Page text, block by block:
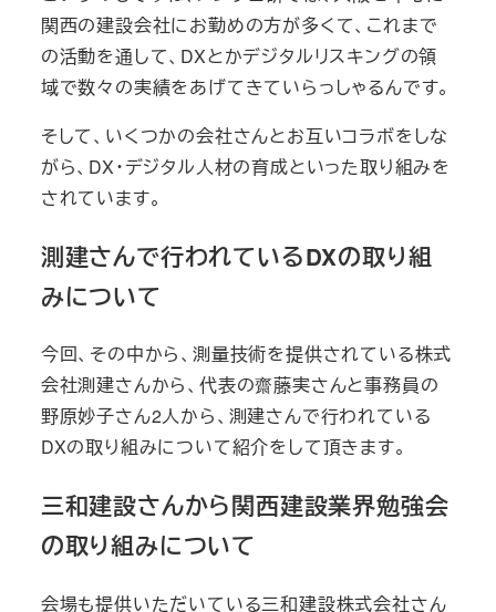
関西の建設会社にお勤めの方が多くて、これまで
の活動を通して、DXとかデジタルリスキングの領
域で数々の実績をあげてきていらっしゃるんです。
そして、いくつかの会社さんとお互いコラボをしな
がら、DX・デジタル人材の育成といった取り組みを
されています。
測建さんで行われているDXの取り組
みについて
今回、その中から、測量技術を提供されている株式
会社測建さんから、代表の齋藤実さんと事務員の
野原妙子さん2人から、測建さんで行われている
DXの取り組みについて紹介をして頂きます。
三和建設さんから関西建設業界勉強会
の取り組みについて
会場も提供いただいている三和建設株式会社さん